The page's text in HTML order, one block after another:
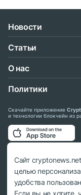
Новости
Статьи
О нас
Политики
Скачайте приложение
и технологии блокчейн из
Подписывайтесь на нас в
Сайт
целью
удобства
Если вы не хотите,